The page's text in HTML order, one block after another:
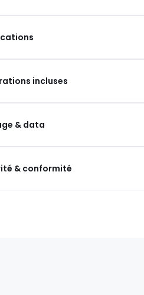
incluses
& data
& conformité